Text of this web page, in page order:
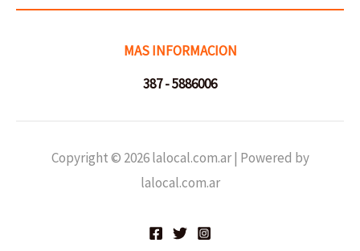
MAS INFORMACION
387 - 5886006
Copyright © 2026 lalocal.com.ar | Powered by
lalocal.com.ar